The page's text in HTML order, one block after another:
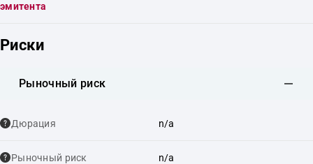
эмитента
Риски
Рыночный риск
Дюрация n/a
Рыночный риск n/a